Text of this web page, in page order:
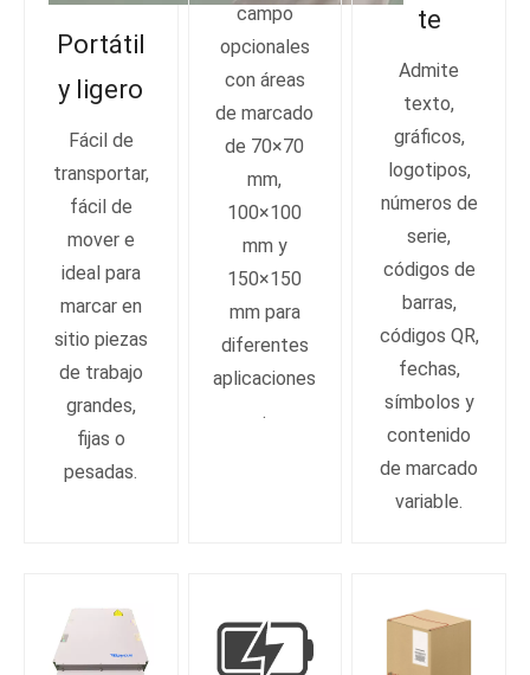
Portátil
y ligero
Fácil de
transportar,
fácil de
mover e
ideal para
marcar en
sitio piezas
de trabajo
grandes,
fijas o
pesadas.
campo
opcionales
con áreas
de marcado
de 70×70
mm,
100×100
mm y
150×150
mm para
diferentes
aplicaciones
.
te
Admite
texto,
gráficos,
logotipos,
números de
serie,
códigos de
barras,
códigos QR,
fechas,
símbolos y
contenido
de marcado
variable.